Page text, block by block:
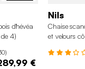
d'hévéa
4)
€
Nils
Chaise
et velours